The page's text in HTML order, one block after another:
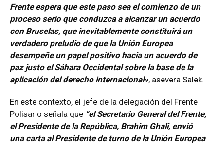
Frente espera que este paso sea el comienzo de un
proceso serio que conduzca a alcanzar un acuerdo
con Bruselas, que inevitablemente constituirá un
verdadero preludio de que la Unión Europea
desempeñe un papel positivo hacia un acuerdo de
paz justo el Sáhara Occidental sobre la base de la
aplicación del derecho internacional», asevera Salek.
En este contexto, el jefe de la delegación del Frente
Polisario señala que “el Secretario General del Frente,
el Presidente de la República, Brahim Ghali, envió
una carta al Presidente de turno de la Unión Europea